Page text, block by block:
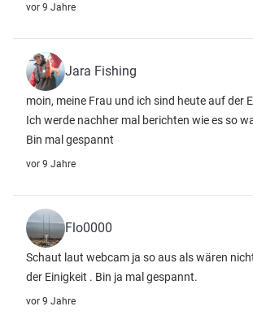
vor 9 Jahre
Jara Fishing
moin, meine Frau und ich sind heute auf der
Ich werde nachher mal berichten wie es so
Bin mal gespannt
vor 9 Jahre
Flo0000
Schaut laut webcam ja so aus als wären
der Einigkeit . Bin ja mal gespannt.
vor 9 Jahre